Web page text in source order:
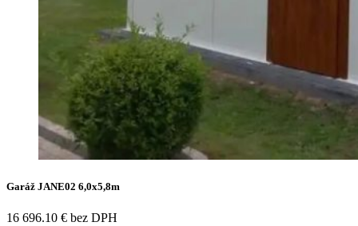
Garáž JANE02 6,0x5,8m
16 696.10 € bez DPH